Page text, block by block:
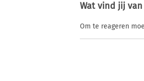
Wat vind jij
Om te reageren